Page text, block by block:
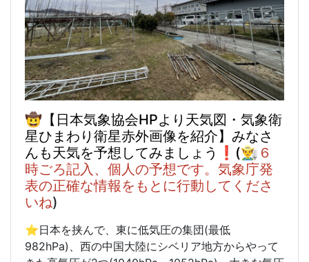
🤠【日本気象協会HPより天気図・気象衛
星ひまわり衛星赤外画像を紹介】みなさ
んも天気を予想してみましょう❗️ (👨‍🌾 ６
時ごろ記入、個人の予想です。気象庁発
表の正確な情報をもとに行動してくださ
いね)
⭐️日本を挟んで、東に低気圧の集団(最低
982hPa)、西の中国大陸にシベリア地方からやって